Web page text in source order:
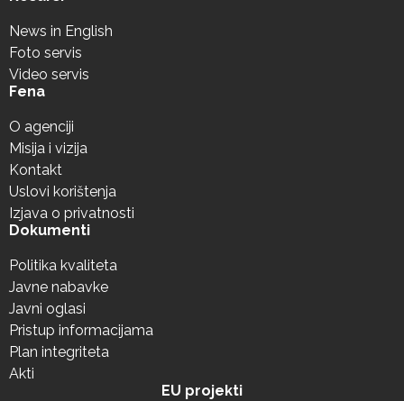
News in English
Foto servis
Video servis
Fena
O agenciji
Misija i vizija
Kontakt
Uslovi korištenja
Izjava o privatnosti
Dokumenti
Politika kvaliteta
Javne nabavke
Javni oglasi
Pristup informacijama
Plan integriteta
Akti
EU projekti